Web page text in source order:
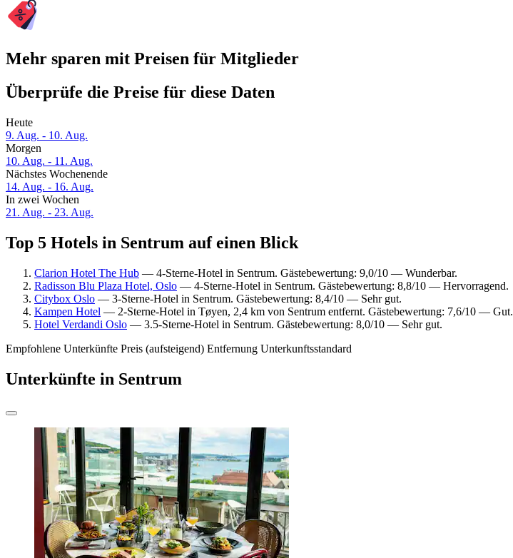
Mehr sparen mit Preisen für Mitglieder
Überprüfe die Preise für diese Daten
Heute
9. Aug. - 10. Aug.
Morgen
10. Aug. - 11. Aug.
Nächstes Wochenende
14. Aug. - 16. Aug.
In zwei Wochen
21. Aug. - 23. Aug.
Top 5 Hotels in Sentrum auf einen Blick
Clarion Hotel The Hub — 4-Sterne-Hotel in Sentrum. Gästebewertung: 9,0/10 — Wunderbar.
Radisson Blu Plaza Hotel, Oslo — 4-Sterne-Hotel in Sentrum. Gästebewertung: 8,8/10 — Hervorragend.
Citybox Oslo — 3-Sterne-Hotel in Sentrum. Gästebewertung: 8,4/10 — Sehr gut.
Kampen Hotel — 2-Sterne-Hotel in Tøyen, 2,4 km von Sentrum entfernt. Gästebewertung: 7,6/10 — Gut.
Hotel Verdandi Oslo — 3.5-Sterne-Hotel in Sentrum. Gästebewertung: 8,0/10 — Sehr gut.
Empfohlene Unterkünfte Preis (aufsteigend) Entfernung Unterkunftsstandard
Unterkünfte in Sentrum